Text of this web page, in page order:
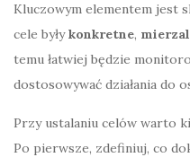
Kluczowym elementem jest
cele byłykonkretne,
temu łatwiej będzie
dostosowywać działania do
Przy ustalaniu celów warto
Po pierwsze, zdefiniuj, co